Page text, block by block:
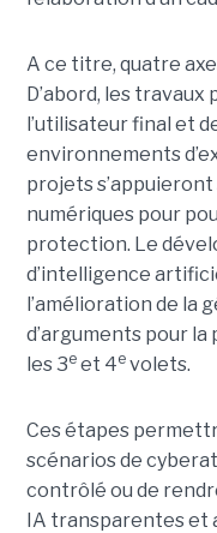
A ce titre, quatre
D’abord, les
l’utilisateur final et
environnements
projets s’appuieront
numériques pour
protection. Le
d’intelligence
l’amélioration de la
d’arguments pour
les 3eet 4evolets.
Ces étapes
scénarios de
contrôlé ou de
IA transparentes et